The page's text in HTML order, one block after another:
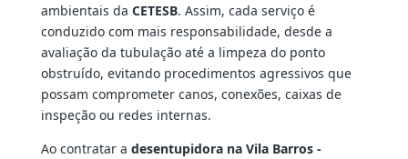
ambientais da CETESB. Assim, cada serviço é
conduzido com mais responsabilidade, desde a
avaliação da tubulação até a limpeza do ponto
obstruído, evitando procedimentos agressivos que
possam comprometer canos, conexões, caixas de
inspeção ou redes internas.
Ao contratar a desentupidora na Vila Barros -